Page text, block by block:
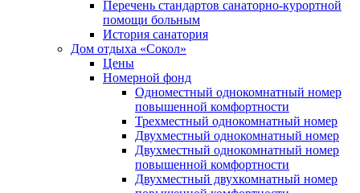
Перечень стандартов санаторно-курортной
помощи больным
История санатория
Дом отдыха «Сокол»
Цены
Номерной фонд
Одноместный однокомнатный номер
повышенной комфортности
Трехместный однокомнатный номер
Двухместный однокомнатный номер
Двухместный однокомнатный номер
повышенной комфортности
Двухместный двухкомнатный номер